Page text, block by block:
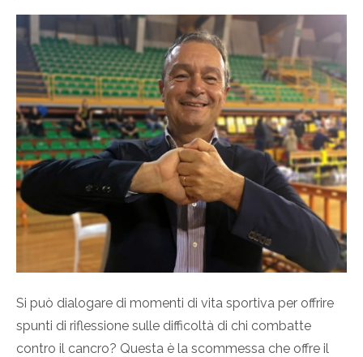
Si può dialogare di momenti di vita sportiva per offrire
spunti di riflessione sulle difficoltà di chi combatte
contro il cancro? Questa è la scommessa che offre il